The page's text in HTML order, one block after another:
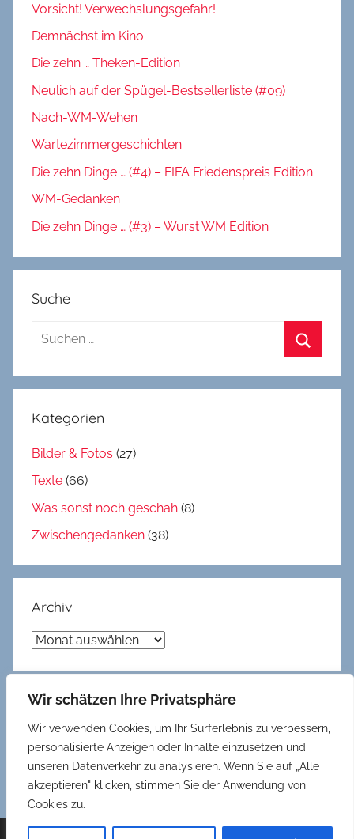
Wir schätzen Ihre Privatsphäre
Wir verwenden Cookies, um Ihr Surferlebnis zu verbessern,
personalisierte Anzeigen oder Inhalte einzusetzen und
unseren Datenverkehr zu analysieren. Wenn Sie auf „Alle
akzeptieren" klicken, stimmen Sie der Anwendung von
Cookies zu.
Vorsicht! Verwechslungsgefahr!
Demnächst im Kino
Die zehn … Theken-Edition
Neulich auf der Spügel-Bestsellerliste (#09)
Nach-WM-Wehen
Wartezimmergeschichten
Die zehn Dinge … (#4) – FIFA Friedenspreis Edition
WM-Gedanken
Die zehn Dinge … (#3) – Wurst WM Edition
Suche
Suchen
Kategorien
Bilder & Fotos (27)
Texte (66)
Was sonst noch geschah (8)
Zwischengedanken (38)
Archiv
Archiv
Datenschutzerklärung
Impressum und Kontakt